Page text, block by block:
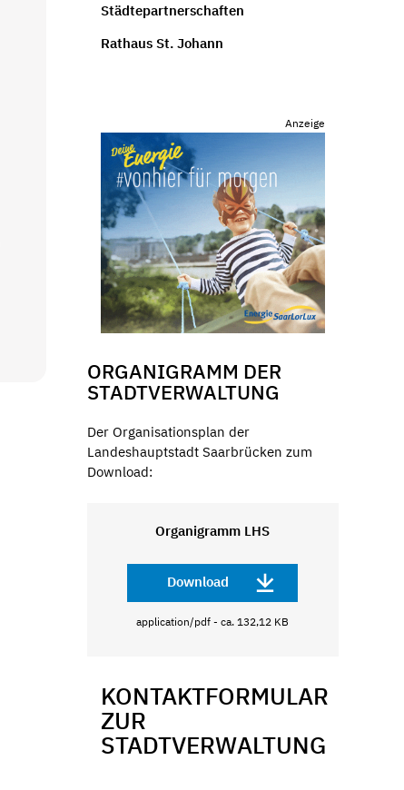
Städtepartnerschaften
Rathaus St. Johann
Anzeige
ORGANIGRAMM DER
STADTVERWALTUNG
Der Organisationsplan der
Landeshauptstadt Saarbrücken zum
Download:
Organigramm LHS
Download
application/pdf - ca. 132,12 KB
KONTAKTFORMULAR
ZUR
STADTVERWALTUNG